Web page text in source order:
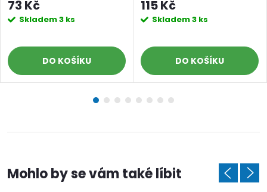
73 Kč
Skladem3 ks
DO KOŠÍKU
115 Kč
Skladem3 ks
DO KOŠÍKU